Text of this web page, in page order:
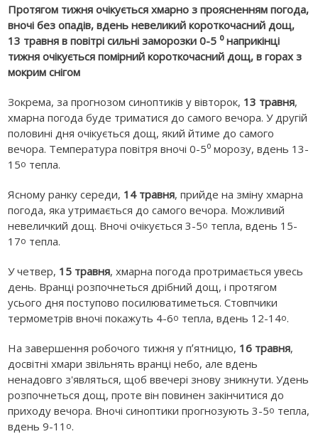
Протягом тижня очікується хмарно з проясненням погода,
вночі без опадів, вдень невеликий короткочасний дощ,
13 травня в повітрі сильні заморозки 0-5 ⁰ наприкінці
тижня очікується помірний короткочасний дощ, в горах з
мокрим снігом
Зокрема, за прогнозом синоптиків у вівторок, 13 травня,
хмарна погода буде триматися до самого вечора. У другій
половині дня очікується дощ, який йтиме до самого
вечора. Температура повітря вночі 0-5⁰ морозу, вдень 13-
15о тепла.
Ясному ранку середи, 14 травня, прийде на зміну хмарна
погода, яка утримається до самого вечора. Можливий
невеличкий дощ. Вночі очікується 3-5о тепла, вдень 15-
17о тепла.
У четвер, 15 травня, хмарна погода протримається увесь
день. Вранці розпочнеться дрібний дощ, і протягом
усього дня поступово посилюватиметься. Стовпчики
термометрів вночі покажуть 4-6о тепла, вдень 12-14о.
На завершення робочого тижня у пʼятницю, 16 травня,
досвітні хмари звільнять вранці небо, але вдень
ненадовго з'являться, щоб ввечері знову зникнути. Удень
розпочнеться дощ, проте він повинен закінчитися до
приходу вечора. Вночі синоптики прогнозують 3-5о тепла,
вдень 9-11 о.